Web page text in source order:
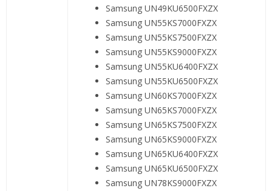
Samsung UN49KU6500FXZX
Samsung UN55KS7000FXZX
Samsung UN55KS7500FXZX
Samsung UN55KS9000FXZX
Samsung UN55KU6400FXZX
Samsung UN55KU6500FXZX
Samsung UN60KS7000FXZX
Samsung UN65KS7000FXZX
Samsung UN65KS7500FXZX
Samsung UN65KS9000FXZX
Samsung UN65KU6400FXZX
Samsung UN65KU6500FXZX
Samsung UN78KS9000FXZX